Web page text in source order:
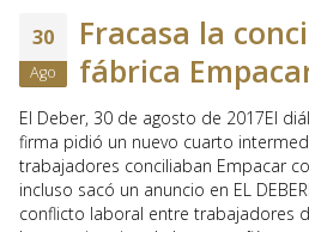
30
Ago
Fracasa la
fábrica
El Deber, 30 de agosto de 2017El
firma pidió un nuevo cuarto
trabajadores conciliaban Empacar
incluso sacó un anuncio en EL
conflicto laboral entre trabajadores